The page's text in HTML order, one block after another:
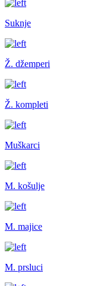
Suknje
Ž. džemperi
Ž. kompleti
Muškarci
M. košulje
M. majice
M. prsluci